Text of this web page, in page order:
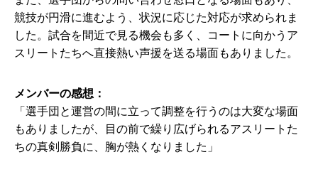
競技が円滑に進むよう、状況に応じた対応が求められま
した。試合を間近で見る機会も多く、コートに向かうア
スリートたちへ直接熱い声援を送る場面もありました。
メンバーの感想：
「選手団と運営の間に立って調整を行うのは大変な場面
もありましたが、目の前で繰り広げられるアスリートた
ちの真剣勝負に、胸が熱くなりました」